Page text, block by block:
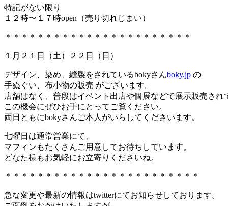
特記がない限り
１２時〜１７時open（売り切れじまい）
＊＊＊＊＊＊＊＊＊＊＊＊＊＊＊＊＊＊＊＊＊＊＊
１月２１日（土）２２日（日）
デザイン、染め、縫製をされているbokyさんboky.jp の
手ぬぐい、布小物の販売 がございます。
店舗はなく、普段はイベント出店や個展などで展示販売され
この機会にぜひお手にとってご覧ください。
両日ともにbokyさんご本人がいらしてくださいます。
七曜日は通常営業にて、
マフィンもたくさんご用意してお待ちしています。
どなた様もお気軽にお立寄りくださいね。
＊＊＊＊＊＊＊＊＊＊＊＊＊＊＊＊＊＊＊＊＊＊＊＊
急な変更や最新の情報はtwitterにてお知らせしております。